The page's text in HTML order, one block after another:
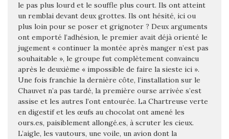
le pas plus lourd et le souffle plus court. Ils ont atteint
un remblai devant deux grottes. Ils ont hésité, ici ou
plus loin pour se poser et grignoter ? Deux arguments
ont emporté l’adhésion, le premier avait déjà orienté le
jugement « continuer la montée après manger n’est pas
souhaitable », le groupe fut complètement convaincu
après le deuxième « impossible de faire la sieste ici ».
Une fois franchie la dernière côte, l’installation sur le
Chauvet n’a pas tardé, la première ourse arrivée s’est
assise et les autres l’ont entourée. La Chartreuse verte
en digestif et les œufs au chocolat ont amené les
ours.es, paisiblement allongé.es, à scruter les cieux.
L’aigle, les vautours, une voile, un avion dont la